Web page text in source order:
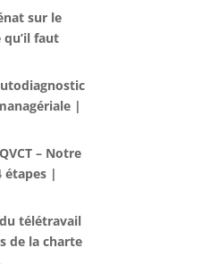
sur le
faut
|
– Notre
étapes |
télétravail
de la charte